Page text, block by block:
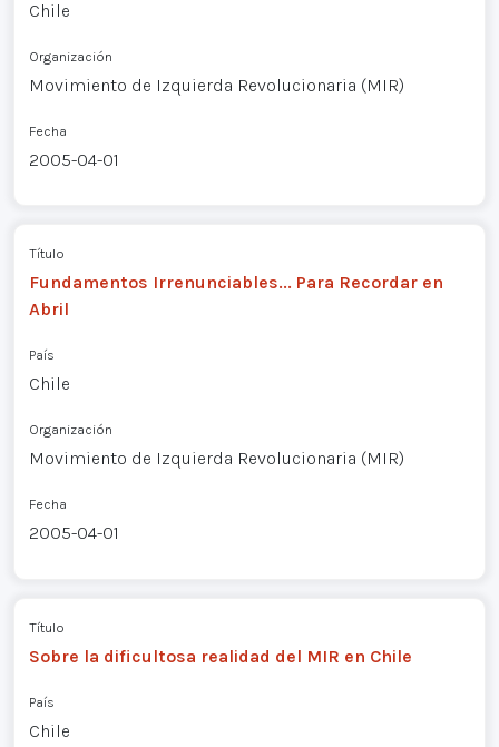
Chile
Organización
Movimiento de Izquierda Revolucionaria (MIR)
Fecha
2005-04-01
Título
Fundamentos Irrenunciables... Para Recordar en
Abril
País
Chile
Organización
Movimiento de Izquierda Revolucionaria (MIR)
Fecha
2005-04-01
Título
Sobre la dificultosa realidad del MIR en Chile
País
Chile